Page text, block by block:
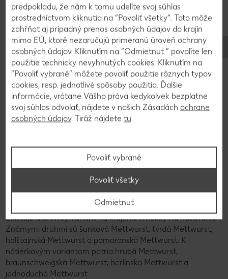
Jedným z najznámejších a najobľúbenejších druhov surových
údenín je saláma. Obsahuje bravčové mäso a ďalšie druhy,
napr. hovädzinu. Jej červená farba pochádza zo solenia
dusitanovou soľou. Pod pojmom trvanlivé údeniny sa zas
rozumejú tie druhy surových údenín, ktoré sú konzervované
údením, sušením na vzduchu a pomocou baktérií mliečneho
kvasenia. Typickým znakom trvanlivých údenín je to, že ich
možno uchovávať bez chladenia a sú vhodné na
konzumáciu za surova. Typickými trvanlivými údeninami sú:
kabanos
plockwurst
sušená saláma
Klobása Mettwurst sa skladá z hovädziny a bravčoviny.
Existuje ako tvrdý variant na krájanie i mäkký na natieranie.
Známymi druhmi sú šunková Mettwurst, tvrdá Mettwurst,
holštajnská Mettwurst a pomoranská Mettwurst. K
nátierkovým variantom patria hrubá Mettwurst,
braunschweigská Mettwurst, berlínska Mettwurst a
jednoduchá Mettwurst.
predpokladu, že nám k tomu udelíte svoj súhlas
prostredníctvom kliknutia na “Povoliť všetky”. Toto môže
zahŕňať aj prípadný prenos osobných údajov do krajín
mimo EÚ, ktoré nezaručujú primeranú úroveň ochrany
osobných údajov. Kliknutím na “Odmietnuť ” povolíte len
použitie technicky nevyhnutých cookies. Kliknutím na
“Povoliť vybrané” môžete povoliť použitie rôznych typov
cookies, resp. jednotlivé spôsoby použitia. Ďalšie
informácie, vrátane Vášho práva kedykoľvek bezplatne
svoj súhlas odvolať, nájdete v našich Zásadách ochrane
osobných údajov. Tiráž nájdete tu.
Povoliť vybrané
Odmietnuť
Povoliť všetky